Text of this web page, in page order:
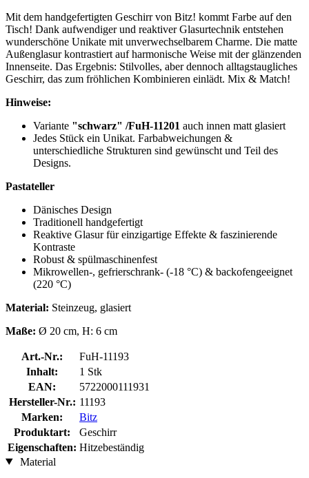
Mit dem handgefertigten Geschirr von Bitz! kommt Farbe auf den
Tisch! Dank aufwendiger und reaktiver Glasurtechnik entstehen
wunderschöne Unikate mit unverwechselbarem Charme. Die matte
Außenglasur kontrastiert auf harmonische Weise mit der glänzenden
Innenseite. Das Ergebnis: Stilvolles, aber dennoch alltagstaugliches
Geschirr, das zum fröhlichen Kombinieren einlädt. Mix & Match!
Hinweise:
Variante "schwarz" /FuH-11201 auch innen matt glasiert
Jedes Stück ein Unikat. Farbabweichungen &
unterschiedliche Strukturen sind gewünscht und Teil des
Designs.
Pastateller
Dänisches Design
Traditionell handgefertigt
Reaktive Glasur für einzigartige Effekte & faszinierende
Kontraste
Robust & spülmaschinenfest
Mikrowellen-, gefrierschrank- (-18 °C) & backofengeeignet
(220 °C)
Material: Steinzeug, glasiert
Maße: Ø 20 cm, H: 6 cm
Art.-Nr.:
FuH-11193
Inhalt:
1 Stk
EAN:
5722000111931
Hersteller-Nr.: 11193
Marken:
Bitz
Produktart:
Geschirr
Eigenschaften: Hitzebeständig
Material